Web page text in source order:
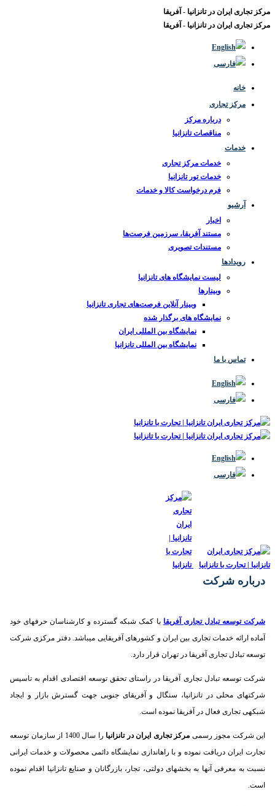
مرکز تجاری ایران در تانزانیا - آفریقا
مرکز تجاری ایران در تانزانیا - آفریقا
خانه
مرکز تجاری
درباره مرکز
مناقصات تانزانیا
خدمات
خدمات مرکز تجاری
خدمات تور تانزانیا
فرم درخواست کالا و خدمات
آرشیو
اخبار
مستند آفریقا، سرزمین فرصت‌ها
مستندات تصویری
رویدادها
لیست نمایشگاه های تانزانیا
وبینارها
وبینار آنلاین فرصت‌های تجاری تانزانیا
نمایشگاه های برگذار شده
نمایشگاه بین المللی ایران
نمایشگاه بین المللی تانزانیا
تماس با ما
درباره شرکت
شرکت توسعه تبادل تجاری آفریقا با کمک شبکه گسترده و کارشناسان حرفه­ای خود
آماده ارائه خدمات تجاری بین ایران و کشورهای آفریقایی می­باشد. دفتر مرکزی شرکت
توسعه تبادل تجاری آفریقا در تهران قرار دارد.
شرکت توسعه تبادل تجاری آفریقا در راستای تحقق توسعه اقتصادی اقدام به تاسیس
شرکت­های محلی در تانزانیا، سنگال و آفریقای جنوبی جهت گسترش بازار و ایجاد
شبکه­ی تجاری فعال در آفریقا نموده است.
این شرکت مجوز رسمی مرکز تجاری ایران در تانزانیا
را سال 1400 از سازمان توسعه
تجارت ایران دریافت نموده و با راه­اندازی نمایشگاه دائمی محصولات و خدمات ایرانی
نسبت به معرفی آنها به بخش­های دولتی، تجار، بازرگانان و صنایع تانزانیا اقدام نموده
است.